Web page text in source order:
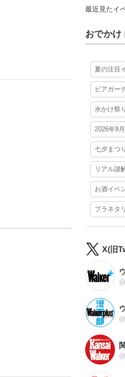
最近見たイ
おでかけ
夏の注目
ビアガー
水かけ祭
2026年9
七夕まつり
リアル謎
お酒イベ
プラネタ
X(旧